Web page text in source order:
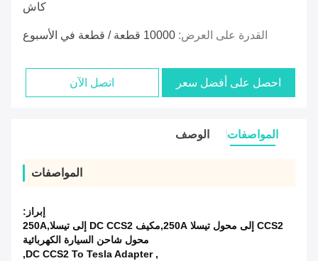
كاش
القدرة على العرض: 10000 قطعة / قطعة في الأسبوع
احصل على أفضل سعر اتصل الآن
المواصفات الوصف
المواصفات
إبراز:
CCS2 إلى محول تيسلا 250A,مكيف DC CCS2 إلى تيسلا,250A
محول شاحن السيارة الكهربائية
,
DC CCS2 To Tesla Adapter
,